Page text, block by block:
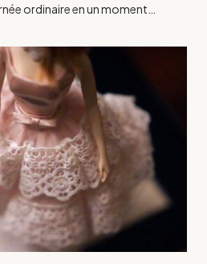
ordinaire en un moment…